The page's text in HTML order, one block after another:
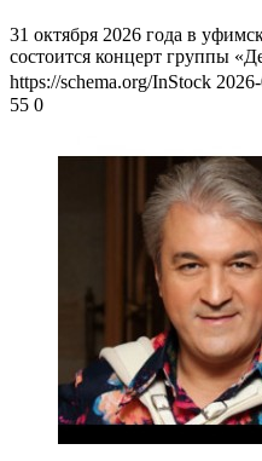
31 октября 2026 года в
состоится концерт группы
https://schema.org/InStock
55 0